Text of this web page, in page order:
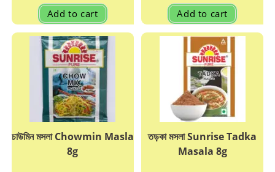
Add to cart Add to cart
চাউমিন মসলা Chowmin Masla
8g
তড়কা মসলা Sunrise Tadka
Masala 8g